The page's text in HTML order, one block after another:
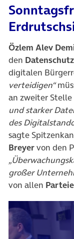
Özlem Alev
den Datenschutz
digitalen
verteidigen“
an zweiter Stelle
und starker
des
sagte
Breyervon den
großer
von allen